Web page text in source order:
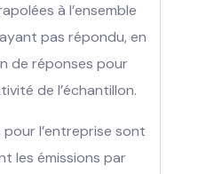
à l’ensemble
pas répondu, en
de réponses pour
de l’échantillon.
l’entreprise sont
les émissions par